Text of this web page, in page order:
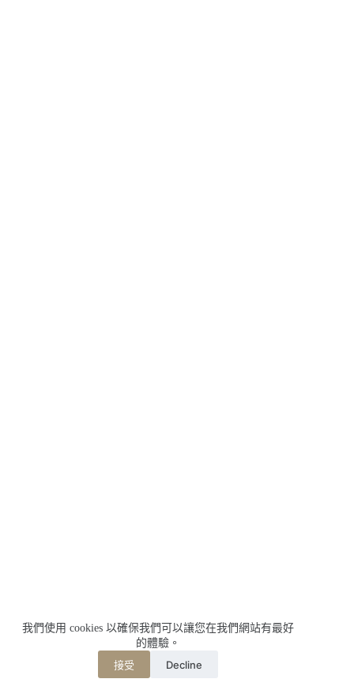
我們使用 cookies 以確保我們可以讓您在我們網站有最好
的體驗。
接受 Decline